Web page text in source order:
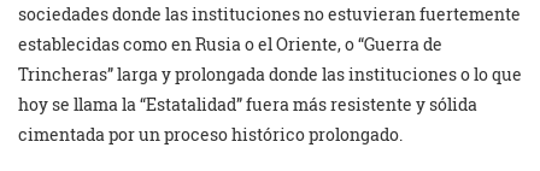
sociedades donde las instituciones no estuvieran fuertemente
establecidas como en Rusia o el Oriente, o “Guerra de
Trincheras” larga y prolongada donde las instituciones o lo que
hoy se llama la “Estatalidad” fuera más resistente y sólida
cimentada por un proceso histórico prolongado.